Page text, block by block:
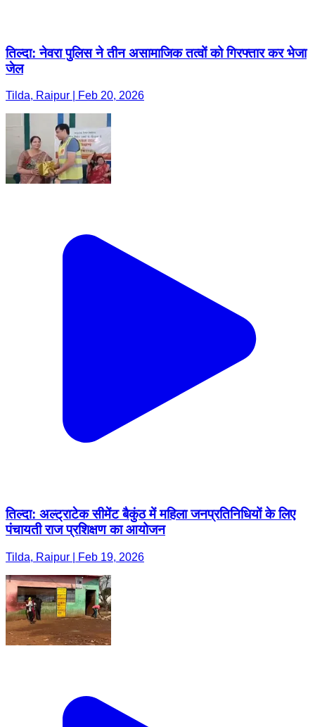
तिल्दा: नेवरा पुलिस ने तीन असामाजिक तत्वों को गिरफ्तार कर भेजा
जेल
Tilda, Raipur | Feb 20, 2026
तिल्दा: अल्ट्राटेक सीमेंट बैकुंठ में महिला जनप्रतिनिधियों के लिए
पंचायती राज प्रशिक्षण का आयोजन
Tilda, Raipur | Feb 19, 2026